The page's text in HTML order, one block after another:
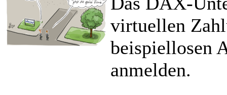
virtuellen
beispiellosen
anmelden.